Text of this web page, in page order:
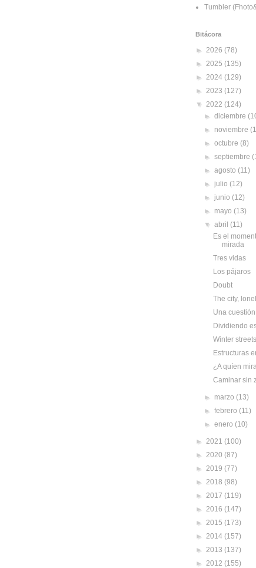
Tumbler
Bitácora
► 2026 (78)
► 2025 (135)
► 2024 (129)
► 2023 (127)
▼ 2022 (124)
►diciembre
► noviembre
►octubre(8)
►septiembre
►agosto(11)
► julio(12)
► junio(12)
► mayo(13)
▼abril(11)
Es el
mirada
Tres vidas
Los pájaros
Doubt
The city,
Una
Dividiendo
Winter streets
Estructuras
¿A quíen
Caminar sin
► marzo(13)
►febrero(11)
►enero(10)
► 2021 (100)
► 2020 (87)
► 2019 (77)
► 2018 (98)
► 2017 (119)
► 2016 (147)
► 2015 (173)
► 2014 (157)
► 2013 (137)
► 2012 (155)